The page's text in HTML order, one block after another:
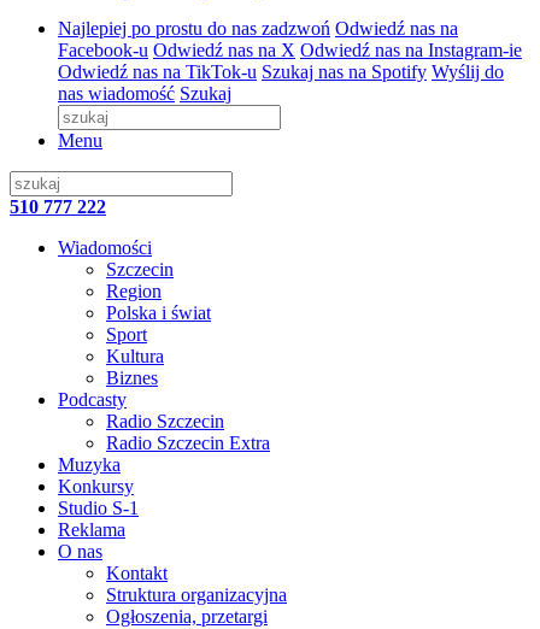
Najlepiej po prostu do nas zadzwoń Odwiedź nas na
Facebook-u Odwiedź nas na X Odwiedź nas na Instagram-ie
Odwiedź nas na TikTok-u Szukaj nas na Spotify Wyślij do
nas wiadomość Szukaj
Menu
510 777 222
Wiadomości
Szczecin
Region
Polska i świat
Sport
Kultura
Biznes
Podcasty
Radio Szczecin
Radio Szczecin Extra
Muzyka
Konkursy
Studio S-1
Reklama
O nas
Kontakt
Struktura organizacyjna
Ogłoszenia, przetargi